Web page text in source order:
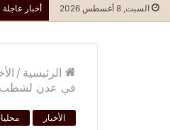
السبت, 8 أغسطس 2026 أخبار عاجلة
الرئيسية /
في عدن لشطب
الأخبار